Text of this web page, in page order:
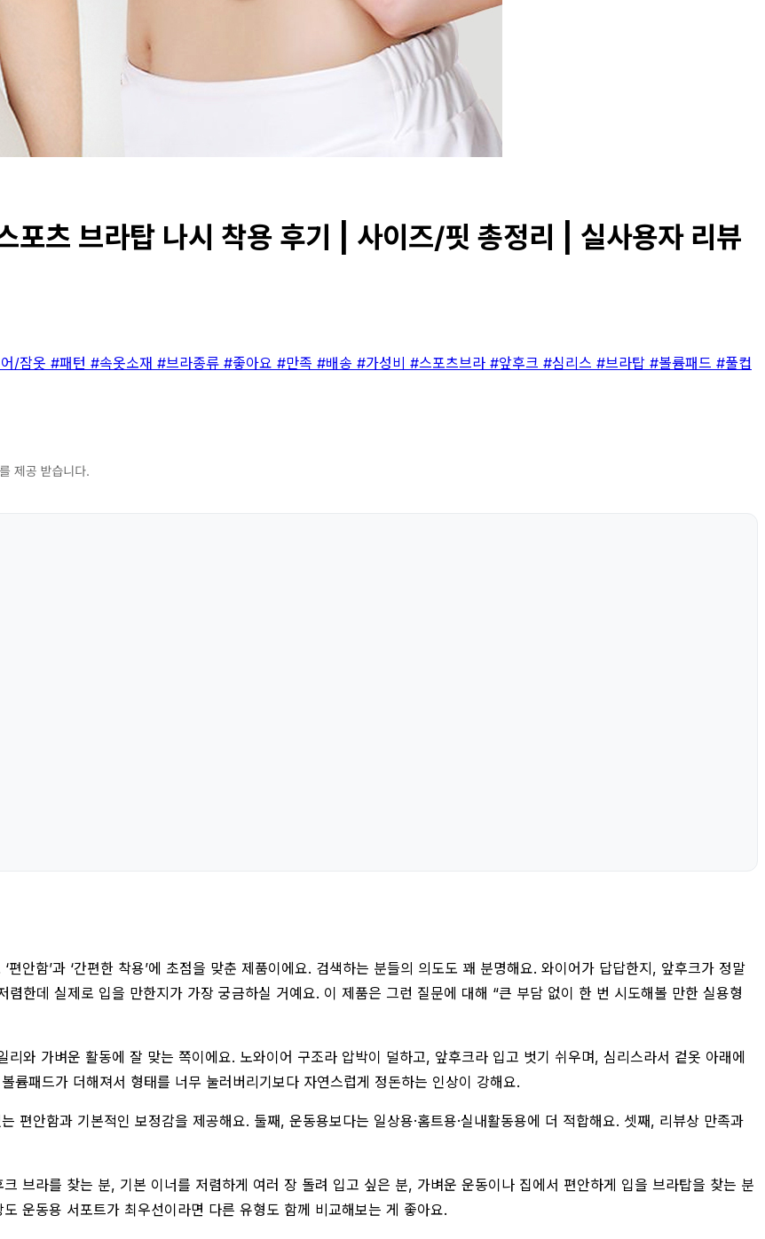
포츠 브라탑 나시 착용 후기 | 사이즈/핏 총정리 | 실사용자 리뷰
/잠옷 #패턴 #속옷소재 #브라종류 #좋아요 #만족 #배송 #가성비 #스포츠브라 #앞후크 #심리스 #브라탑 #볼륨패드 #풀컵
안함’과 ‘간편한 착용’에 초점을 맞춘 제품이에요. 검색하는 분들의 의도도 꽤 분명해요. 와이어가 답답한지, 앞후크가 정말
한데 실제로 입을 만한지가 가장 궁금하실 거예요. 이 제품은 그런 질문에 대해 “큰 부담 없이 한 번 시도해볼 만한 실용형
와 가벼운 활동에 잘 맞는 쪽이에요. 노와이어 구조라 압박이 덜하고, 앞후크라 입고 벗기 쉬우며, 심리스라서 겉옷 아래에
패드가 더해져서 형태를 너무 눌러버리기보다 자연스럽게 정돈하는 인상이 강해요.
안함과 기본적인 보정감을 제공해요. 둘째, 운동용보다는 일상용·홈트용·실내활동용에 더 적합해요. 셋째, 리뷰상 만족과
브라를 찾는 분, 기본 이너를 저렴하게 여러 장 돌려 입고 싶은 분, 가벼운 운동이나 집에서 편안하게 입을 브라탑을 찾는 분
운동용 서포트가 최우선이라면 다른 유형도 함께 비교해보는 게 좋아요.